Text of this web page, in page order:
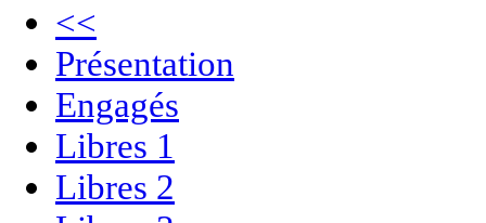
<<
Présentation
Engagés
Libres 1
Libres 2